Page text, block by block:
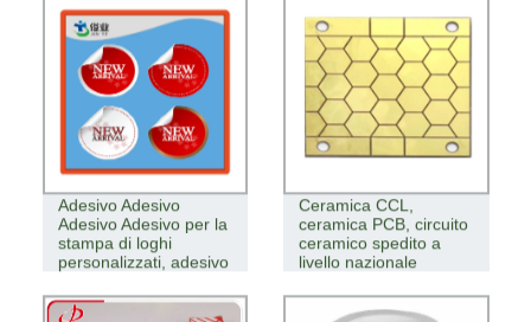
Adesivo Adesivo
Adesivo Adesivo per la
stampa di loghi
personalizzati, adesivo
Ceramica CCL,
ceramica PCB, circuito
ceramico spedito a
livello nazionale